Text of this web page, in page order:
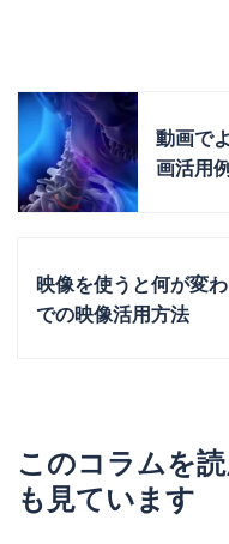
動画で
画活用
映像を使うと何が変
での映像活用方法
このコラムを
も見ています